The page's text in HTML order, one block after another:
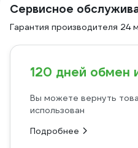
Сервисное
Гарантия производителя 24
120 дней обмен
Вы можете вернуть
использован
Подробнее